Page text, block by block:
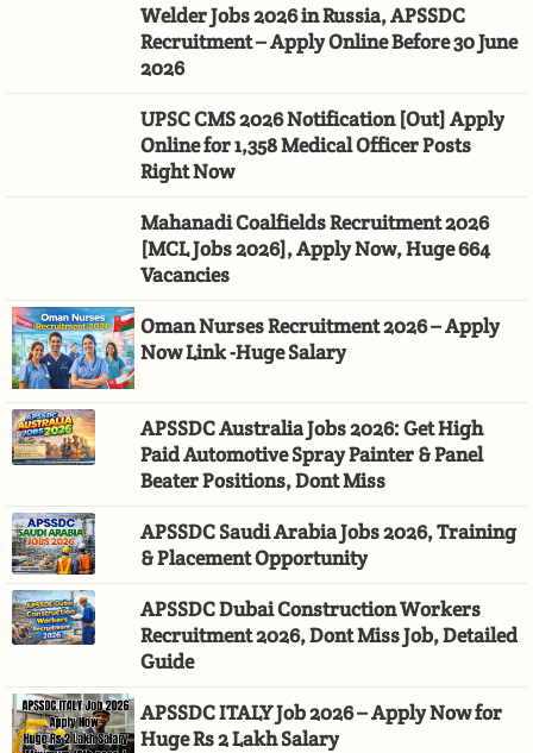
Welder Jobs 2026 in Russia, APSSDC
Recruitment – Apply Online Before 30 June
2026
UPSC CMS 2026 Notification [Out] Apply
Online for 1,358 Medical Officer Posts
Right Now
Mahanadi Coalfields Recruitment 2026
[MCL Jobs 2026], Apply Now, Huge 664
Vacancies
Oman Nurses Recruitment 2026 – Apply
Now Link -Huge Salary
APSSDC Australia Jobs 2026: Get High
Paid Automotive Spray Painter & Panel
Beater Positions, Dont Miss
APSSDC Saudi Arabia Jobs 2026, Training
& Placement Opportunity
APSSDC Dubai Construction Workers
Recruitment 2026, Dont Miss Job, Detailed
Guide
APSSDC ITALY Job 2026 – Apply Now for
Huge Rs 2 Lakh Salary